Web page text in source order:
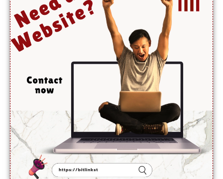
حیثیت
ترجمان یو
این